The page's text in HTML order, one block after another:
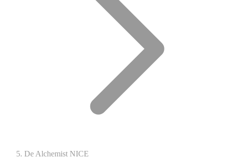
De Alchemist NICE